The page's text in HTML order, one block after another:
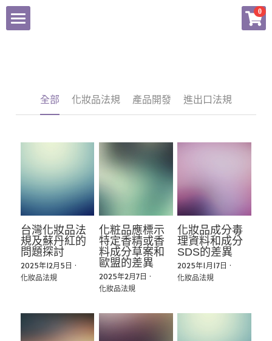
0
服務項目
化粧品產品資訊檔案
品牌商店
聯繫我們
Facebook
Instagram
简体中文
全部 化妝品法規 產品開發 進出口法規
台灣化妝品法
規及蘇丹紅的
問題探討
2025年12月5日 ·
化妝品法規
化粧品應標示
特定香精或香
料成分草案和
歐盟的差異
2025年2月7日 ·
化妝品法規
化妝品成分毒
理資料和成分
SDS的差異
2025年1月17日 ·
化妝品法規
×